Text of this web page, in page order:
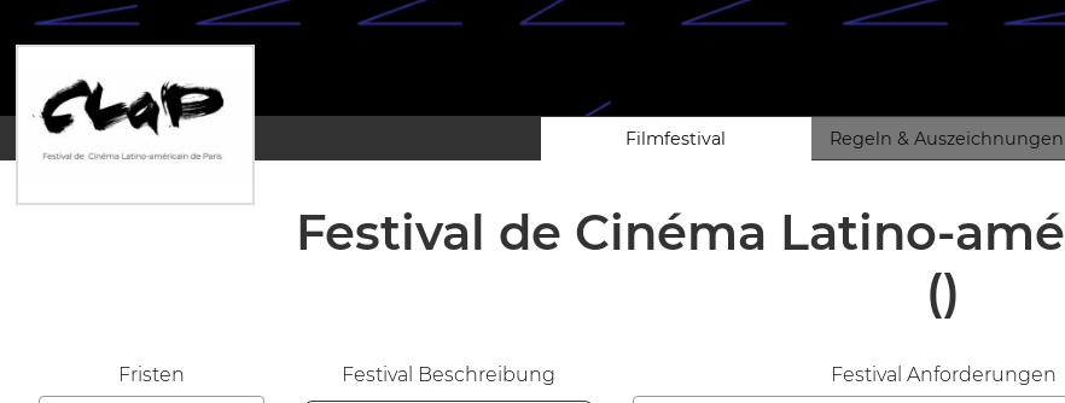
Filmfestival Regeln & Auszeichnungen
Festival de Cinéma Latino-
()
Fristen Festival Beschreibung Festival Anforderungen